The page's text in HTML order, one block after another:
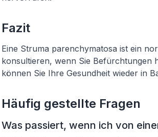
Fazit
Eine Struma parenchymatosa ist ein
konsultieren, wenn Sie Befürchtungen
können Sie Ihre Gesundheit wieder in
Häufig gestellte Fragen
Was passiert, wenn ich von